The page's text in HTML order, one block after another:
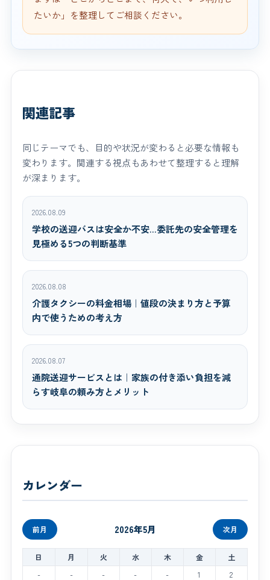
たいか」を整理してご相談ください。
関連記事
同じテーマでも、目的や状況が変わると必要な情報も
変わります。関連する視点もあわせて整理すると理解
が深まります。
2026.08.09
学校の送迎バスは安全か不安…委託先の安全管理を
見極める5つの判断基準
2026.08.08
介護タクシーの料金相場｜値段の決まり方と予算
内で使うための考え方
2026.08.07
通院送迎サービスとは｜家族の付き添い負担を減
らす岐阜の頼み方とメリット
カレンダー
前月 2026年5月 次月
日 月 火 水 木 金
土
-
- - - - 1
2